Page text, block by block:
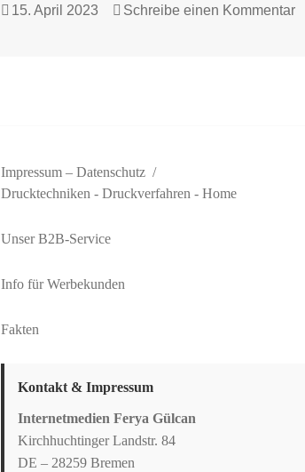
Veröffentlicht
15. April 2023 Schreibe einen Kommentar
Impressum – Datenschutz
Drucktechniken - Druckverfahren - Home
Unser B2B-Service
Info für Werbekunden
Fakten
Kontakt & Impressum
Internetmedien Ferya Gülcan
Kirchhuchtinger Landstr. 84
DE – 28259 Bremen